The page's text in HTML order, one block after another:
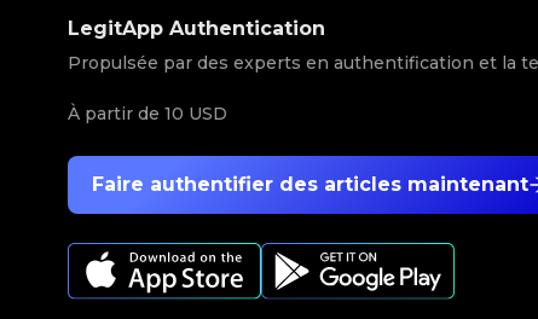
Faire authentifier des articles maintenant
LegitApp Authentication
Propulsée par des experts en authentification et la
À partir de 10 USD